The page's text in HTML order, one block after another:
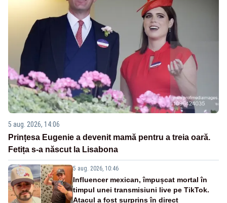
5 aug. 2026, 14:06
Prințesa Eugenie a devenit mamă pentru a treia oară.
Fetița s-a născut la Lisabona
5 aug. 2026, 10:46
Influencer mexican, împușcat mortal în
timpul unei transmisiuni live pe TikTok.
Atacul a fost surprins în direct